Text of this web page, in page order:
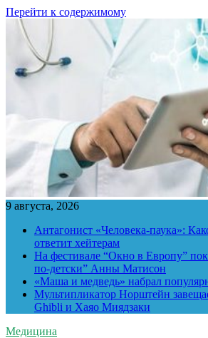
Перейти к содержимому
9 августа, 2026
Антагонист «Человека-паука»:
ответит хейтерам
На фестивале “Окно в Европу”
по-детски” Анны Матисон
«Маша и медведь» набрал
Мультипликатор Норштейн
Ghibli и Хаяо Миядзаки
Медицина